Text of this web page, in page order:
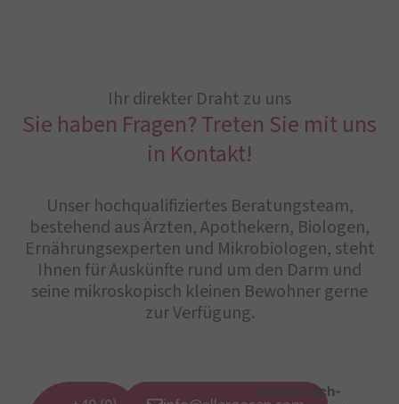
Ihr direkter Draht zu uns
Sie haben Fragen? Treten Sie mit uns
in Kontakt!
Unser hochqualifiziertes Beratungsteam,
bestehend aus Ärzten, Apothekern, Biologen,
Ernährungsexperten und Mikrobiologen, steht
Ihnen für Auskünfte rund um den Darm und
seine mikroskopisch kleinen Bewohner gerne
zur Verfügung.
Medizinisch-